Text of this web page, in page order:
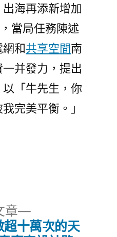
海再添新增加
當局任務陳述
和共享空間南
并發力，提出
「牛先生，你
完美平衡。」
章
下
一
超十萬次的天